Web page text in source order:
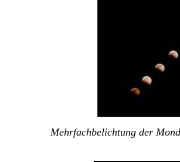
Mehrfachbelichtung der